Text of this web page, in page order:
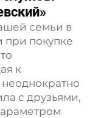
семьи в
при покупке
к
с друзьями,